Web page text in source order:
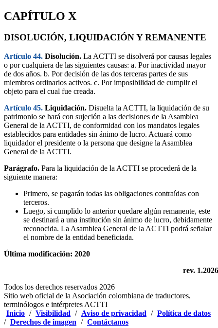
CAPÍTULO X
DISOLUCIÓN, LIQUIDACIÓN Y REMANENTE
Artículo 44. Disolución. La ACTTI se disolverá por causas legales
o por cualquiera de las siguientes causas: a. Por inactividad mayor
de dos años. b. Por decisión de las dos terceras partes de sus
miembros ordinarios activos. c. Por imposibilidad de cumplir el
objeto para el cual fue creada.
Artículo 45. Liquidación. Disuelta la ACTTI, la liquidación de su
patrimonio se hará con sujeción a las decisiones de la Asamblea
General de la ACTTI, de conformidad con los mandatos legales
establecidos para entidades sin ánimo de lucro. Actuará como
liquidador el presidente o la persona que designe la Asamblea
General de la ACTTI.
Parágrafo. Para la liquidación de la ACTTI se procederá de la
siguiente manera:
Primero, se pagarán todas las obligaciones contraídas con
terceros.
Luego, si cumplido lo anterior quedare algún remanente, este
se destinará a una institución sin ánimo de lucro, debidamente
reconocida. La Asamblea General de la ACTTI podrá señalar
el nombre de la entidad beneficiada.
Última modificación: 2020
rev. 1.2026
Todos los derechos reservados 2026
Sitio web oficial de la Asociación colombiana de traductores,
terminólogos e intérpretes ACTTI
Inicio / Visibilidad / Aviso de privacidad / Política de datos
/ Derechos de imagen / Contáctanos